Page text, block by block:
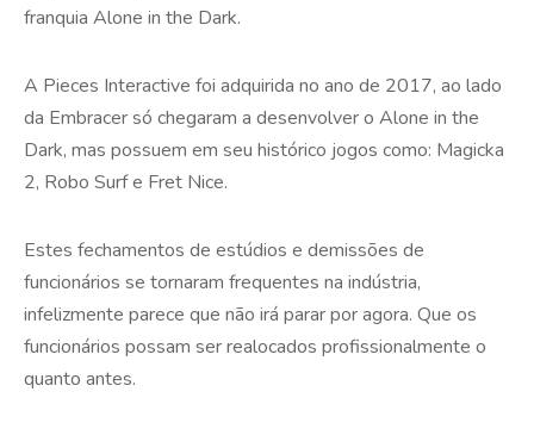
franquia Alone in the Dark.
A Pieces Interactive foi adquirida no ano de 2017, ao lado
da Embracer só chegaram a desenvolver o Alone in the
Dark, mas possuem em seu histórico jogos como: Magicka
2, Robo Surf e Fret Nice.
Estes fechamentos de estúdios e demissões de
funcionários se tornaram frequentes na indústria,
infelizmente parece que não irá parar por agora. Que os
funcionários possam ser realocados profissionalmente o
quanto antes.